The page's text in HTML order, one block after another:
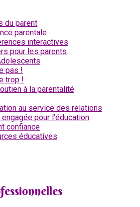
du parent
parentale
interactives
pour les parents
pas !
trop !
à la parentalité
au service des relations
pour l’éducation
confiance
éducatives